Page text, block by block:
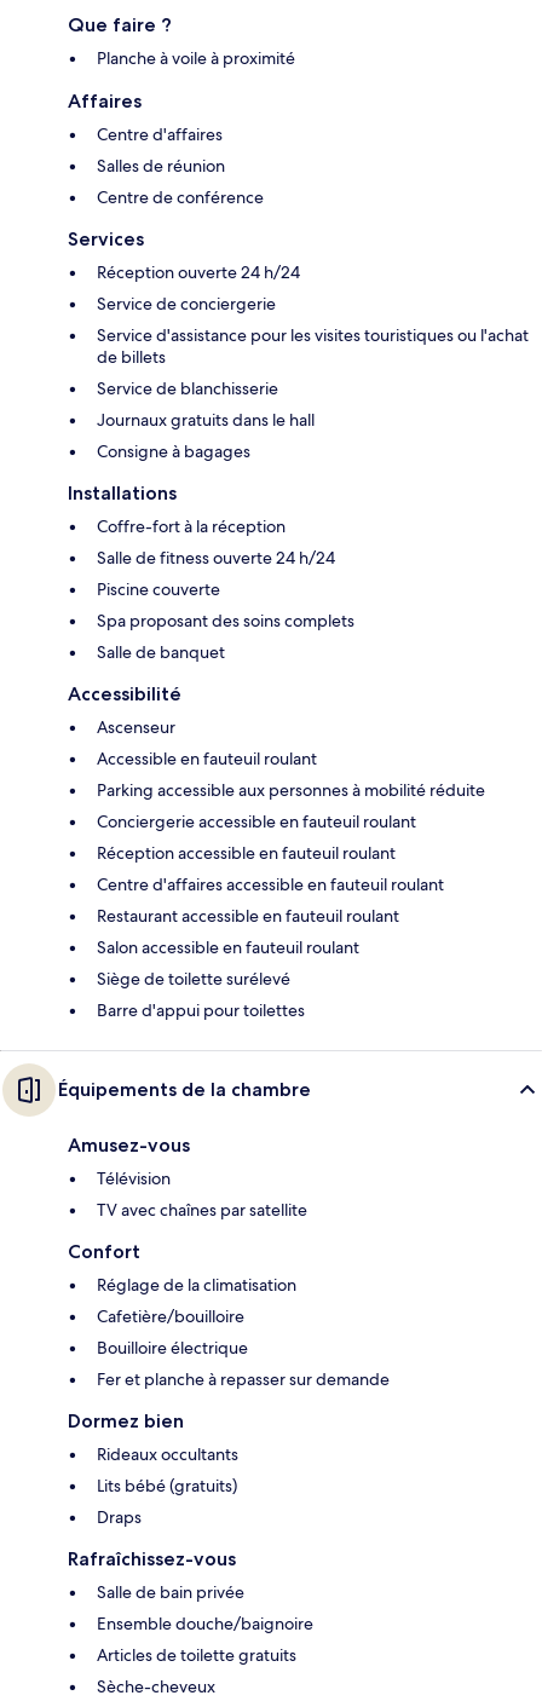
Que faire ?
Planche à voile à proximité
Affaires
Centre d'affaires
Salles de réunion
Centre de conférence
Services
Réception ouverte 24 h/24
Service de conciergerie
Service d'assistance pour les visites touristiques ou l'achat
de billets
Service de blanchisserie
Journaux gratuits dans le hall
Consigne à bagages
Installations
Coffre-fort à la réception
Salle de fitness ouverte 24 h/24
Piscine couverte
Spa proposant des soins complets
Salle de banquet
Accessibilité
Ascenseur
Accessible en fauteuil roulant
Parking accessible aux personnes à mobilité réduite
Conciergerie accessible en fauteuil roulant
Réception accessible en fauteuil roulant
Centre d'affaires accessible en fauteuil roulant
Restaurant accessible en fauteuil roulant
Salon accessible en fauteuil roulant
Siège de toilette surélevé
Barre d'appui pour toilettes
Équipements de la chambre
Amusez-vous
Télévision
TV avec chaînes par satellite
Confort
Réglage de la climatisation
Cafetière/bouilloire
Bouilloire électrique
Fer et planche à repasser sur demande
Dormez bien
Rideaux occultants
Lits bébé (gratuits)
Draps
Rafraîchissez-vous
Salle de bain privée
Ensemble douche/baignoire
Articles de toilette gratuits
Sèche-cheveux